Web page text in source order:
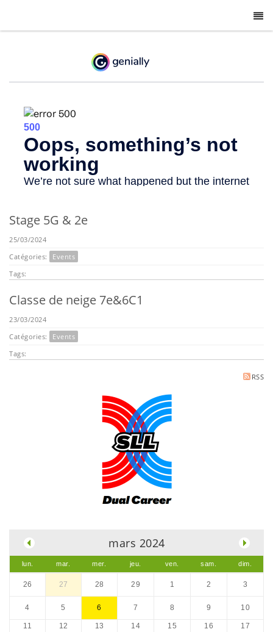
Stage 5G & 2e
25/03/2024
Catégories:
Events
Tags:
Classe de neige 7e&6C1
23/03/2024
Catégories:
Events
Tags:
RSS
mars 2024
lun. mar. mer. jeu. ven. sam. dim.
26 27 28 29 1 2 3
4 5 6 7 8 9 10
11 12 13 14 15 16 17